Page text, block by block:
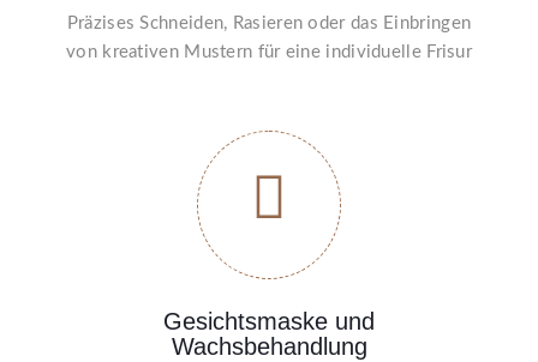
Präzises Schneiden, Rasieren oder das Einbringen
von kreativen Mustern für eine individuelle Frisur
Gesichtsmaske und
Wachsbehandlung